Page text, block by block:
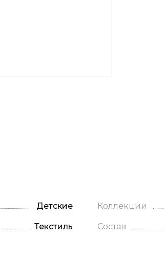
Детские Коллекции
Текстиль Состав